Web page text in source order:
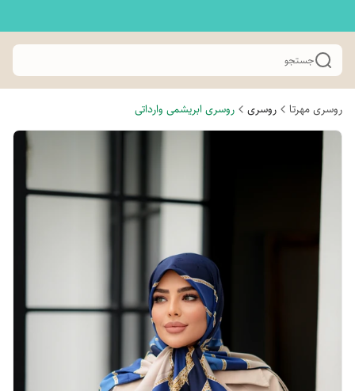
جستجو
روسری مهرتا روسری روسری ابریشمی وارداتی